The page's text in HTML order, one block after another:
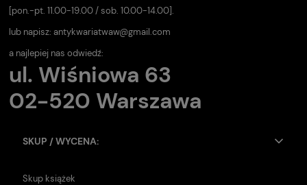
[pon.-pt. 11.00-19.00 / sob. 10.00-14.00].
lub napisz: antykwariatwaw@gmail.com
a najlepiej nas odwiedź:
ul. Wiśniowa 63
02-520 Warszawa
SKUP / WYCENA:
Skup książek